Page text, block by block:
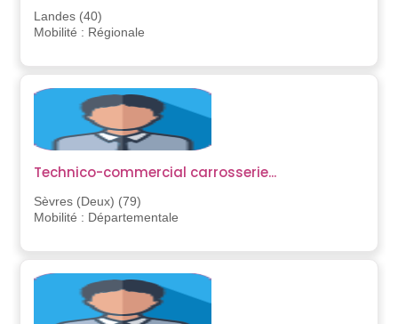
Landes (40)
Mobilité : Régionale
Technico-commercial carrosserie...
Sèvres (Deux) (79)
Mobilité : Départementale